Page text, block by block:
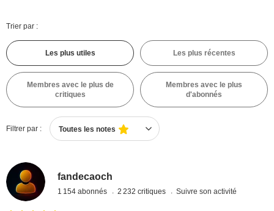
Trier par :
Les plus utiles Les plus récentes
Membres avec le plus de
critiques
Membres avec le plus
d'abonnés
Filtrer par : Toutes les notes
fandecaoch
1 154 abonnés 2 232 critiques Suivre son activité